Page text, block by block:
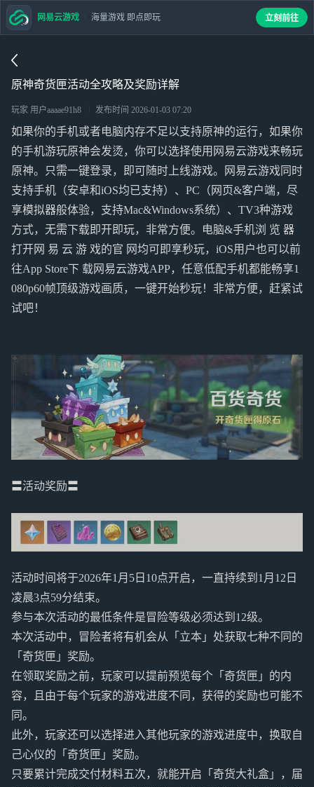
原神奇货匣活动全攻略及奖励详解
玩家 用户aaaae91h8 发布时间 2026-01-03 07:20
如果你的手机或者电脑内存不足以支持原神的运行，如果你
的手机游玩原神会发烫，你可以选择使用网易云游戏来畅玩
原神。只需一键登录，即可随时上线游戏。网易云游戏同时
支持手机（安卓和iOS均已支持）、PC（网页&客户端，尽
享模拟器般体验，支持Mac&Windows系统）、TV3种游戏
方式，无需下载即开即玩，非常方便。电脑&手机浏 览 器
打开网 易 云 游 戏的官 网均可即享秒玩，iOS用户也可以前
往App Store下 载网易云游戏APP，任意低配手机都能畅享1
080p60帧顶级游戏画质，一键开始秒玩！非常方便，赶紧试
试吧！
〓活动奖励〓
活动时间将于2026年1月5日10点开启，一直持续到1月12日
凌晨3点59分结束。
参与本次活动的最低条件是冒险等级必须达到12级。
本次活动中，冒险者将有机会从「立本」处获取七种不同的
「奇货匣」奖励。
在领取奖励之前，玩家可以提前预览每个「奇货匣」的内
容，且由于每个玩家的游戏进度不同，获得的奖励也可能不
同。
此外，玩家还可以选择进入其他玩家的游戏进度中，换取自
己心仪的「奇货匣」奖励。
只要累计完成交付材料五次，就能开启「奇货大礼盒」，届
网易云游戏 海量游戏 即点即玩 立刻前往